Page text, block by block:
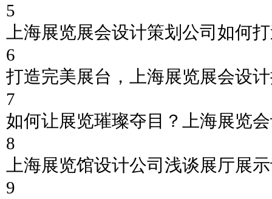
5
上海展览展会设计策划公司如何
6
打造完美展台，上海展览展会设
7
如何让展览璀璨夺目？上海展览
8
上海展览馆设计公司浅谈展厅展
9